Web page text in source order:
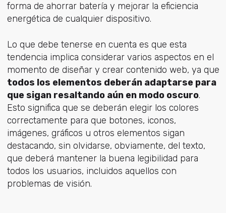
forma de ahorrar batería y mejorar la eficiencia
energética de cualquier dispositivo.
Lo que debe tenerse en cuenta es que esta
tendencia implica considerar varios aspectos en el
momento de diseñar y crear contenido web, ya que
todos los elementos deberán adaptarse para
que sigan resaltando aún en modo oscuro.
Esto significa que se deberán elegir los colores
correctamente para que botones, iconos,
imágenes, gráficos u otros elementos sigan
destacando, sin olvidarse, obviamente, del texto,
que deberá mantener la buena legibilidad para
todos los usuarios, incluidos aquellos con
problemas de visión.